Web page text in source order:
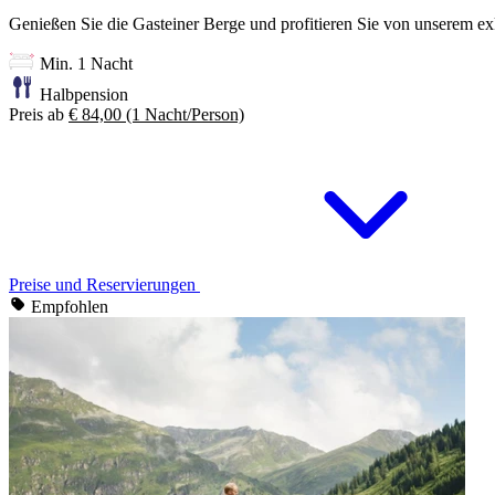
Genießen Sie die Gasteiner Berge und profitieren Sie von unserem
Min. 1 Nacht
Halbpension
Preis ab € 84,00 (1 Nacht/Person)
Preise und Reservierungen
Empfohlen